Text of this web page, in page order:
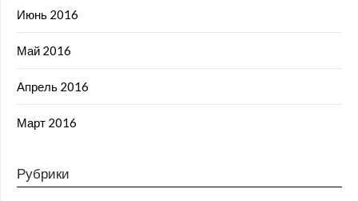
Июнь 2016
Май 2016
Апрель 2016
Март 2016
Рубрики